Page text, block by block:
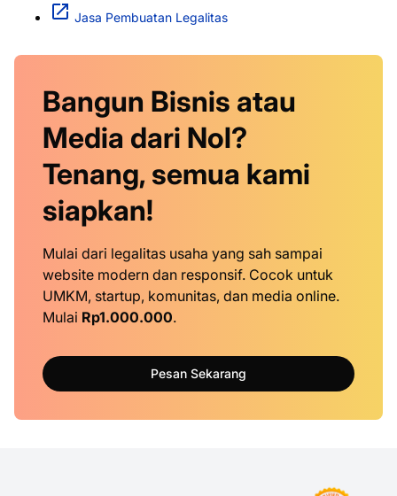
Jasa Pembuatan Legalitas
Bangun Bisnis atau
Media dari Nol?
Tenang, semua kami
siapkan!
Mulai dari legalitas usaha yang sah sampai
website modern dan responsif. Cocok untuk
UMKM, startup, komunitas, dan media online.
Mulai Rp1.000.000.
Pesan Sekarang